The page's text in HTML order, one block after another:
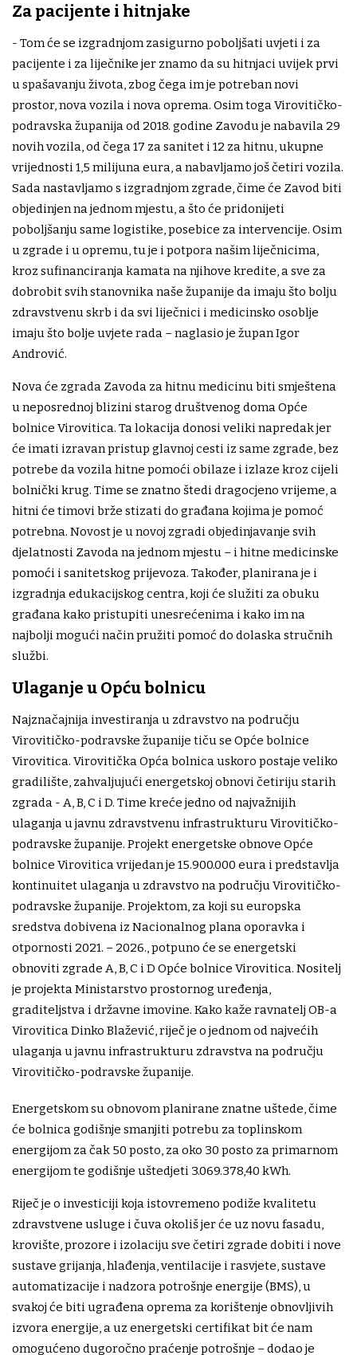
Za pacijente i hitnjake
- Tom će se izgradnjom zasigurno poboljšati uvjeti i za
pacijente i za liječnike jer znamo da su hitnjaci uvijek prvi
u spašavanju života, zbog čega im je potreban novi
prostor, nova vozila i nova oprema. Osim toga Virovitičko-
podravska županija od 2018. godine Zavodu je nabavila 29
novih vozila, od čega 17 za sanitet i 12 za hitnu, ukupne
vrijednosti 1,5 milijuna eura, a nabavljamo još četiri vozila.
Sada nastavljamo s izgradnjom zgrade, čime će Zavod biti
objedinjen na jednom mjestu, a što će pridonijeti
poboljšanju same logistike, posebice za intervencije. Osim
u zgrade i u opremu, tu je i potpora našim liječnicima,
kroz sufinanciranja kamata na njihove kredite, a sve za
dobrobit svih stanovnika naše županije da imaju što bolju
zdravstvenu skrb i da svi liječnici i medicinsko osoblje
imaju što bolje uvjete rada – naglasio je župan Igor
Andrović.
Nova će zgrada Zavoda za hitnu medicinu biti smještena
u neposrednoj blizini starog društvenog doma Opće
bolnice Virovitica. Ta lokacija donosi veliki napredak jer
će imati izravan pristup glavnoj cesti iz same zgrade, bez
potrebe da vozila hitne pomoći obilaze i izlaze kroz cijeli
bolnički krug. Time se znatno štedi dragocjeno vrijeme, a
hitni će timovi brže stizati do građana kojima je pomoć
potrebna. Novost je u novoj zgradi objedinjavanje svih
djelatnosti Zavoda na jednom mjestu – i hitne medicinske
pomoći i sanitetskog prijevoza. Također, planirana je i
izgradnja edukacijskog centra, koji će služiti za obuku
građana kako pristupiti unesrećenima i kako im na
najbolji mogući način pružiti pomoć do dolaska stručnih
službi.
Ulaganje u Opću bolnicu
Najznačajnija investiranja u zdravstvo na području
Virovitičko-podravske županije tiču se Opće bolnice
Virovitica. Virovitička Opća bolnica uskoro postaje veliko
gradilište, zahvaljujući energetskoj obnovi četiriju starih
zgrada - A, B, C i D. Time kreće jedno od najvažnijih
ulaganja u javnu zdravstvenu infrastrukturu Virovitičko-
podravske županije. Projekt energetske obnove Opće
bolnice Virovitica vrijedan je 15.900.000 eura i predstavlja
kontinuitet ulaganja u zdravstvo na području Virovitičko-
podravske županije. Projektom, za koji su europska
sredstva dobivena iz Nacionalnog plana oporavka i
otpornosti 2021. – 2026., potpuno će se energetski
obnoviti zgrade A, B, C i D Opće bolnice Virovitica. Nositelj
je projekta Ministarstvo prostornog uređenja,
graditeljstva i državne imovine. Kako kaže ravnatelj OB-a
Virovitica Dinko Blažević, riječ je o jednom od najvećih
ulaganja u javnu infrastrukturu zdravstva na području
Virovitičko-podravske županije.
Energetskom su obnovom planirane znatne uštede, čime
će bolnica godišnje smanjiti potrebu za toplinskom
energijom za čak 50 posto, za oko 30 posto za primarnom
energijom te godišnje uštedjeti 3.069.378,40 kWh.
Riječ je o investiciji koja istovremeno podiže kvalitetu
zdravstvene usluge i čuva okoliš jer će uz novu fasadu,
krovište, prozore i izolaciju sve četiri zgrade dobiti i nove
sustave grijanja, hlađenja, ventilacije i rasvjete, sustave
automatizacije i nadzora potrošnje energije (BMS), u
svakoj će biti ugrađena oprema za korištenje obnovljivih
izvora energije, a uz energetski certifikat bit će nam
omogućeno dugoročno praćenje potrošnje – dodao je